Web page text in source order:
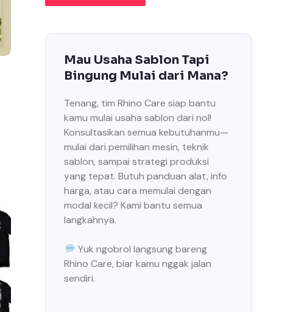
Mau Usaha Sablon Tapi
Bingung Mulai dari Mana?
Tenang, tim Rhino Care siap bantu
kamu mulai usaha sablon dari nol!
Konsultasikan semua kebutuhanmu—
mulai dari pemilihan mesin, teknik
sablon, sampai strategi produksi
yang tepat. Butuh panduan alat, info
harga, atau cara memulai dengan
modal kecil? Kami bantu semua
langkahnya.
Yuk ngobrol langsung bareng
Rhino Care, biar kamu nggak jalan
sendiri.